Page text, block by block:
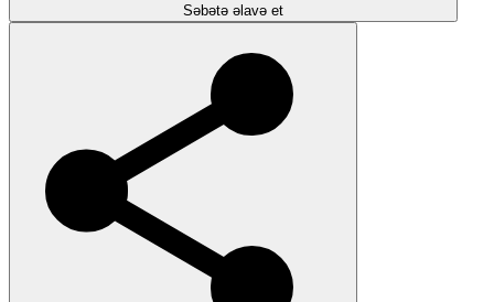
Səbətə əlavə et